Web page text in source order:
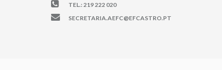
TEL.: 219 222 020
SECRETARIA.AEFC@EFCASTRO.PT